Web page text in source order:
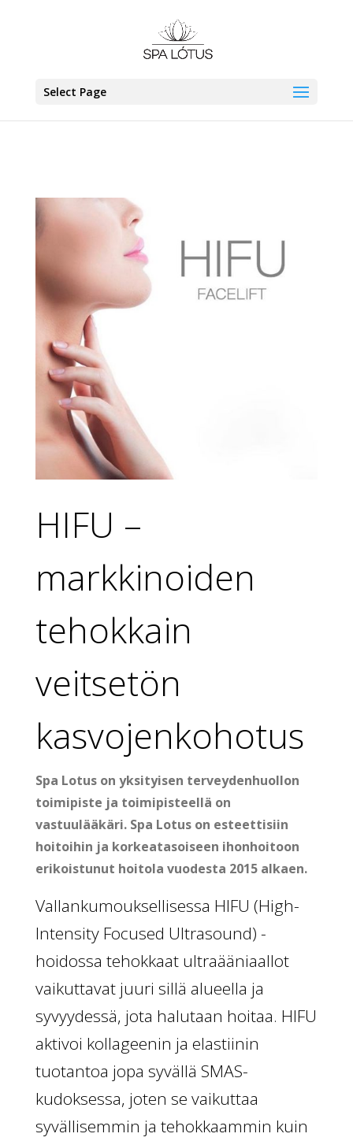
Select Page
HIFU –
markkinoiden
tehokkain
veitsetön
kasvojenkohotus
Spa Lotus on yksityisen terveydenhuollon
toimipiste ja toimipisteellä on
vastuulääkäri. Spa Lotus on esteettisiin
hoitoihin ja korkeatasoiseen ihonhoitoon
erikoistunut hoitola vuodesta 2015 alkaen.
Vallankumouksellisessa HIFU (High-
Intensity Focused Ultrasound) -
hoidossa tehokkaat ultraääniaallot
vaikuttavat juuri sillä alueella ja
syvyydessä, jota halutaan hoitaa. HIFU
aktivoi kollageenin ja elastiinin
tuotantoa jopa syvällä SMAS-
kudoksessa, joten se vaikuttaa
syvällisemmin ja tehokkaammin kuin